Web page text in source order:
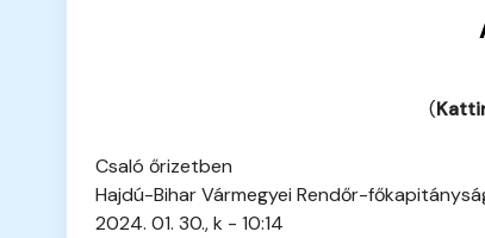
(
Csaló őrizetben
Hajdú-Bihar Vármegyei Rendőr-
2024. 01. 30., k - 10:14